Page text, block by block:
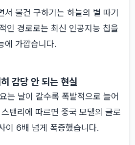
서 물건 구하기는 하늘의 별 따기
인 경로로는 최신 인공지능 칩을
에 가깝습니다.
감당 안 되는 현실
는 날이 갈수록 폭발적으로 늘어
탠리에 따르면 중국 모델의 글로
이 6배 넘게 폭증했습니다.